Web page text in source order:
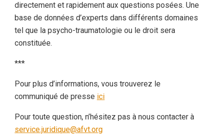
directement et rapidement aux questions posées. Une
base de données d’experts dans différents domaines
tel que la psycho-traumatologie ou le droit sera
constituée.
***
Pour plus d’informations, vous trouverez le
communiqué de presse ici
Pour toute question, n’hésitez pas à nous contacter à
service.juridique@afvt.org